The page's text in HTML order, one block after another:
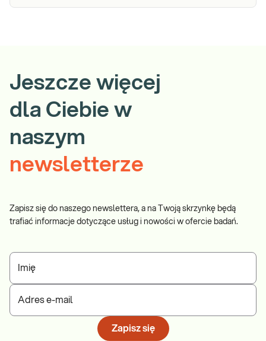
Jeszcze więcej
dla Ciebie w
naszym
newsletterze
Zapisz się do naszego newslettera, a na Twoją skrzynkę będą
trafiać informacje dotyczące usług i nowości w ofercie badań.
Imię
Adres e-mail
Zapisz się